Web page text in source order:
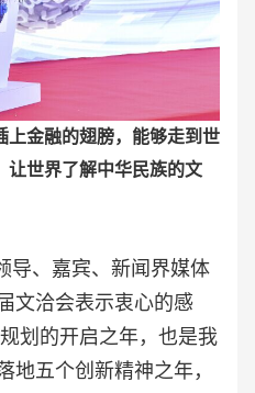
上金融的翅膀，能够走到世
让世界了解中华民族的文
导、嘉宾、新闻界媒体
文洽会表示衷心的感
划的开启之年，也是我
地五个创新精神之年，